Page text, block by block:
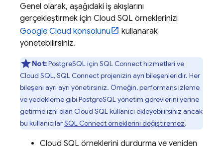
Genel olarak, aşağıdaki iş akışlarını
gerçekleştirmek için Cloud SQL örneklerinizi
Google Cloud konsolunu
kullanarak
yönetebilirsiniz.
Not:PostgreSQL için SQL Connecthizmetleri ve
Cloud SQL,SQL Connectprojenizin ayrı bileşenleridir. Her
bileşeni ayrı ayrı yönetirsiniz. Örneğin, performans izleme
ve yedekleme gibi PostgreSQL yönetim görevlerini yerine
getirme izni olan Cloud SQLkullanıcı ekleyebilirsiniz ancak
bu kullanıcılarSQL Connectörneklerini değiştiremez.
Cloud SQL örneklerini durdurma ve yeniden